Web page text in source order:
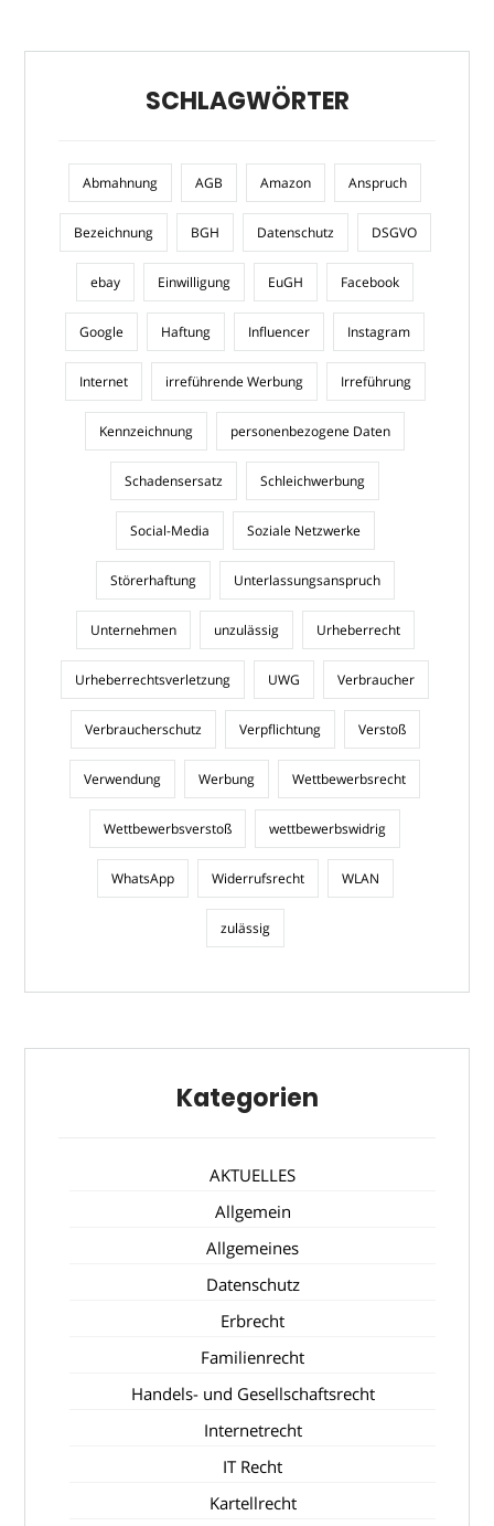
SCHLAGWÖRTER
Abmahnung AGB Amazon Anspruch
Bezeichnung BGH Datenschutz DSGVO
ebay Einwilligung EuGH Facebook
Google Haftung Influencer Instagram
Internet irreführende Werbung Irreführung
Kennzeichnung personenbezogene Daten
Schadensersatz Schleichwerbung
Social-Media Soziale Netzwerke
Störerhaftung Unterlassungsanspruch
Unternehmen unzulässig Urheberrecht
Urheberrechtsverletzung UWG Verbraucher
Verbraucherschutz Verpflichtung Verstoß
Verwendung Werbung Wettbewerbsrecht
Wettbewerbsverstoß wettbewerbswidrig
WhatsApp Widerrufsrecht WLAN
zulässig
Kategorien
AKTUELLES
Allgemein
Allgemeines
Datenschutz
Erbrecht
Familienrecht
Handels- und Gesellschaftsrecht
Internetrecht
IT Recht
Kartellrecht